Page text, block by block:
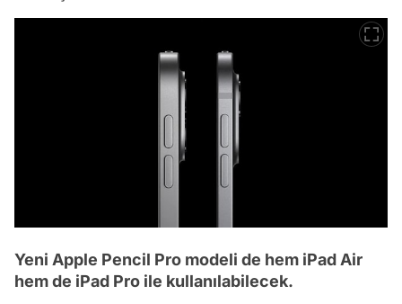
Yeni Apple Pencil Pro modeli de hem iPad Air
hem de iPad Pro ile kullanılabilecek.